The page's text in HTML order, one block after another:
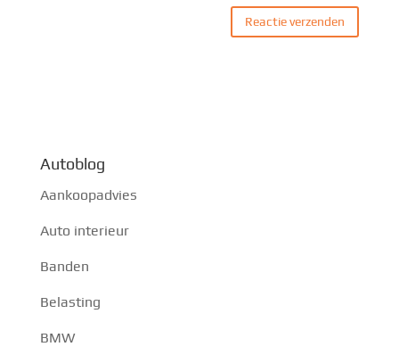
Autoblog
Aankoopadvies
Auto interieur
Banden
Belasting
BMW